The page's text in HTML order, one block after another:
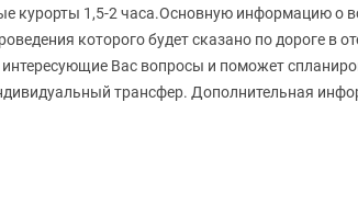
курорты 1,5-2 часа.Основную информацию о
которого будет сказано по дороге в
интересующие Вас вопросы и поможет
трансфер. Дополнительная